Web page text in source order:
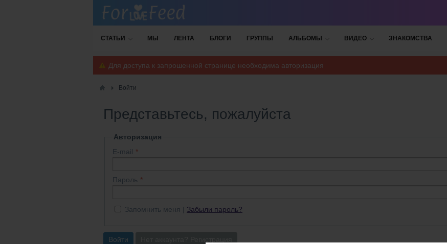
СТАТЬИ МЫ ЛЕНТА БЛОГИ ГРУППЫ АЛЬБОМЫ ВИДЕО ЗНАКОМСТВА
Для доступа к запрошенной странице необходима авторизация
Войти
Представьтесь, пожалуйста
Авторизация
E-mail
Пароль
Запомнить меня Забыли пароль?
Войти